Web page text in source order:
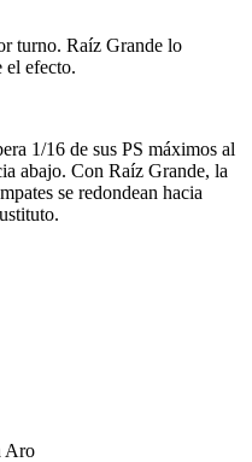
turno. Raíz Grande lo
el efecto.
1/16 de sus PS máximos al
abajo. Con Raíz Grande, la
se redondean hacia
Aro